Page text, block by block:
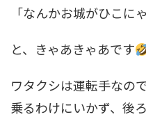
「なんかお城がひこに
と、きゃあきゃあです
ワタクシは運転手なの
乗るわけにいかず、後